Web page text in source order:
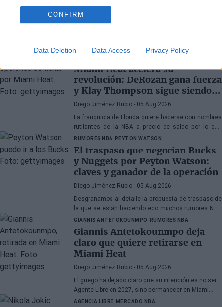
CONFIRM
Data Deletion Data Access Privacy Policy
Últimos artículos
Miami Heat acelera su
revolución: DeRozan gana fuerza
y Klay Thompson sigue siendo
el gran objetivo
Diego Jiménez Rubio - 05 Aug 2026
La franquicia de Florida quiere hacerse con nombres
rutilantes de la NBA a precio de saldo por lo que
busca veteranos. DeRozan está muy cerca de fichar.
RUMORES NBA PEYTON WATSON
El traspaso que negocian Bucks
y Nuggets por Peyton Watson:
claves y ganador de la operación
Diego Jiménez Rubio - 05 Aug 2026
Desgranamos al detalle la propuesta de traspaso de
la que se están haciendo eco muchos rumores NBA
sobre Watson.
GIANNIS ANTETOKOUNMPO RUMORES NBA
Giannis Antetokounmpo deja
claro que quiere retirarse en
Miami Heat
Diego Jiménez Rubio - 05 Aug 2026
El griego ha dejado claro que su intención es no ser
Agente Libre en 2027, sino permanecer en Miami
Heat hasta el final de sus días en la NBA.
AGENCIA LIBRE MERCADO NBA